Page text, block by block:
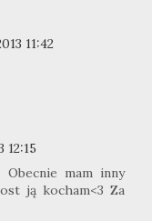
11:42
12:15
mam inny
ją kocham<3 Za